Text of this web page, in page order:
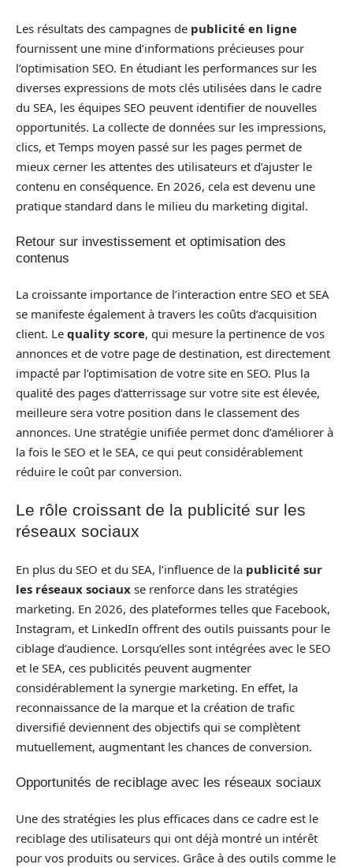
Les résultats des campagnes de publicité en ligne
fournissent une mine d’informations précieuses pour
l’optimisation SEO. En étudiant les performances sur les
diverses expressions de mots clés utilisées dans le cadre
du SEA, les équipes SEO peuvent identifier de nouvelles
opportunités. La collecte de données sur les impressions,
clics, et Temps moyen passé sur les pages permet de
mieux cerner les attentes des utilisateurs et d’ajuster le
contenu en conséquence. En 2026, cela est devenu une
pratique standard dans le milieu du marketing digital.
Retour sur investissement et optimisation des
contenus
La croissante importance de l’interaction entre SEO et SEA
se manifeste également à travers les coûts d’acquisition
client. Le quality score, qui mesure la pertinence de vos
annonces et de votre page de destination, est directement
impacté par l’optimisation de votre site en SEO. Plus la
qualité des pages d’atterrissage sur votre site est élevée,
meilleure sera votre position dans le classement des
annonces. Une stratégie unifiée permet donc d’améliorer à
la fois le SEO et le SEA, ce qui peut considérablement
réduire le coût par conversion.
Le rôle croissant de la publicité sur les
réseaux sociaux
En plus du SEO et du SEA, l’influence de la publicité sur
les réseaux sociaux se renforce dans les stratégies
marketing. En 2026, des plateformes telles que Facebook,
Instagram, et LinkedIn offrent des outils puissants pour le
ciblage d’audience. Lorsqu’elles sont intégrées avec le SEO
et le SEA, ces publicités peuvent augmenter
considérablement la synergie marketing. En effet, la
reconnaissance de la marque et la création de trafic
diversifié deviennent des objectifs qui se complètent
mutuellement, augmentant les chances de conversion.
Opportunités de reciblage avec les réseaux sociaux
Une des stratégies les plus efficaces dans ce cadre est le
reciblage des utilisateurs qui ont déjà montré un intérêt
pour vos produits ou services. Grâce à des outils comme le